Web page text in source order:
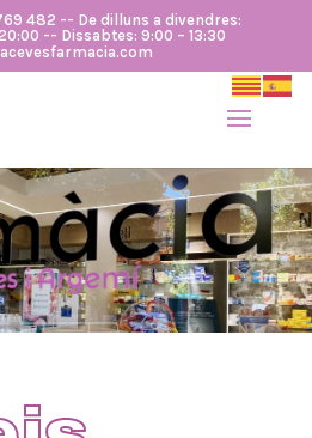
482 -- De dilluns a divendres:
-- Dissabtes: 9:00 – 13:30